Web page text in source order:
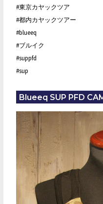
#東京カヤックツア
#都内カヤックツアー
#blueeq
#ブルイク
#suppfd
#sup
Blueeq SUP PFD